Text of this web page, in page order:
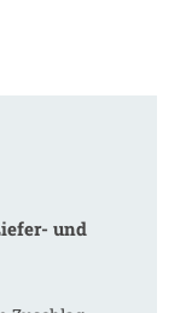
und